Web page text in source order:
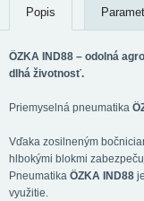
Popis
ÖZKA IND88 – odolná
dlhá životnosť.
Priemyselná pneumatika
Vďaka zosilneným
hlbokými blokmi
Pneumatika ÖZKA IND88
využitie.